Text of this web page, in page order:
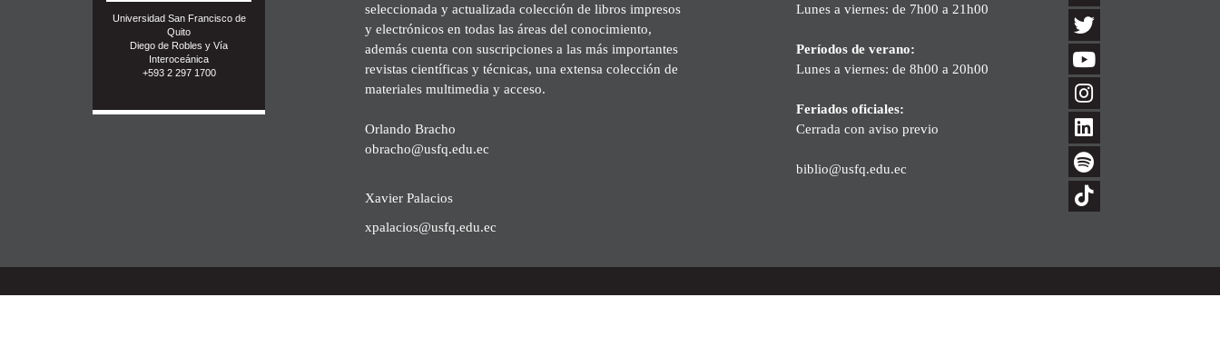
Universidad San Francisco de
Quito
Diego de Robles y Vía
Interoceánica
+593 2 297 1700
seleccionada y actualizada colección de libros impresos
y electrónicos en todas las áreas del conocimiento,
además cuenta con suscripciones a las más importantes
revistas científicas y técnicas, una extensa colección de
materiales multimedia y acceso.
Orlando Bracho
obracho@usfq.edu.ec
Xavier Palacios
xpalacios@usfq.edu.ec
Lunes a viernes: de 7h00 a 21h00
Períodos de verano:
Lunes a viernes: de 8h00 a 20h00
Feriados oficiales:
Cerrada con aviso previo
biblio@usfq.edu.ec